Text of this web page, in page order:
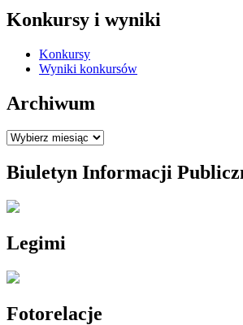
Konkursy i wyniki
Konkursy
Wyniki konkursów
Archiwum
Archiwum
Biuletyn Informacji
Legimi
Fotorelacje